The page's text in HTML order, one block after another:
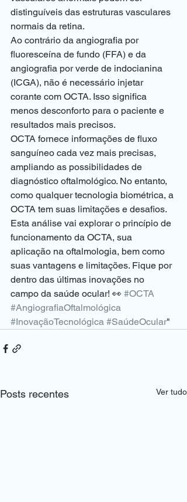
distinguíveis das estruturas vasculares
normais da retina.
Ao contrário da angiografia por
fluoresceína de fundo (FFA) e da
angiografia por verde de indocianina
(ICGA), não é necessário injetar
corante com OCTA. Isso significa
menos desconforto para o paciente e
resultados mais precisos.
OCTA fornece informações de fluxo
sanguíneo cada vez mais precisas,
ampliando as possibilidades de
diagnóstico oftalmológico. No entanto,
como qualquer tecnologia biométrica, a
OCTA tem suas limitações e desafios.
Esta análise vai explorar o princípio de
funcionamento da OCTA, sua
aplicação na oftalmologia, bem como
suas vantagens e limitações. Fique por
dentro das últimas inovações no
campo da saúde ocular! 👀 #OCTA
#AngiografiaOftalmológica
#InovaçãoTecnológica #SaúdeOcular"
Posts recentes Ver tudo